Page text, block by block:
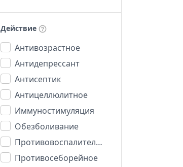
Действие
Антивозрастное
Антидепрессант
Антисептик
Антицеллюлитное
Иммуностимуляция
Обезболивание
Противовоспалительное
Противосеборейное